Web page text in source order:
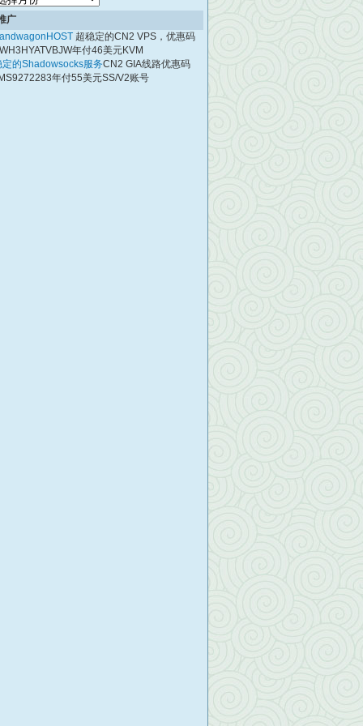
广
超稳定的CN2 VPS，优惠码
年付46美元KVM
定的Shadowsocks服务CN2 GIA线路优惠码
年付55美元SS/V2账号